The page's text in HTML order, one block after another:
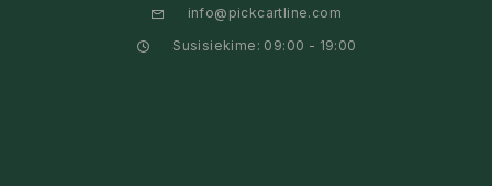
info@pickcartline.com
Susisiekime: 09:00 - 19:00